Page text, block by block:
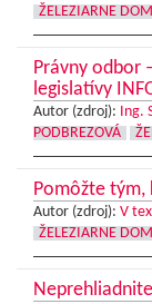
ŽELEZIARNE
Právny odbor
legislatívy
Autor (zdroj): Ing.
PODBREZOVÁ
Pomôžte
Autor (zdroj): V
ŽELEZIARNE